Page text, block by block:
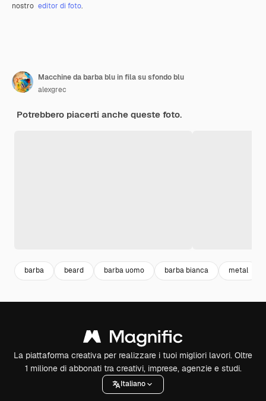
nostro editor di foto.
Macchine da barba blu in fila su sfondo blu
alexgrec
Potrebbero piacerti anche queste foto.
barba beard barba uomo barba bianca metal
La piattaforma creativa per realizzare i tuoi migliori lavori. Oltre
1 milione di abbonati tra creativi, imprese, agenzie e studi.
Italiano